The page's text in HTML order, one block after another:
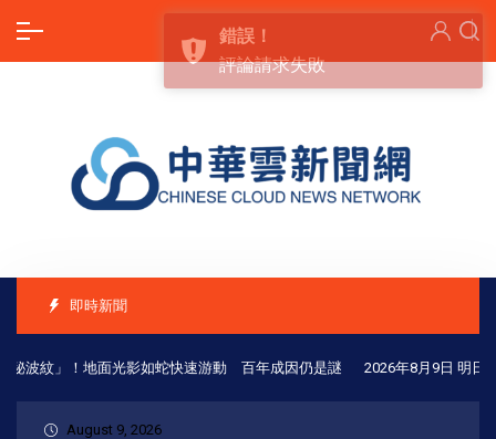
即時新聞
波紋」！地面光影如蛇快速游動 百年成因仍是謎 2026年8月9日 明日
August 9, 2026